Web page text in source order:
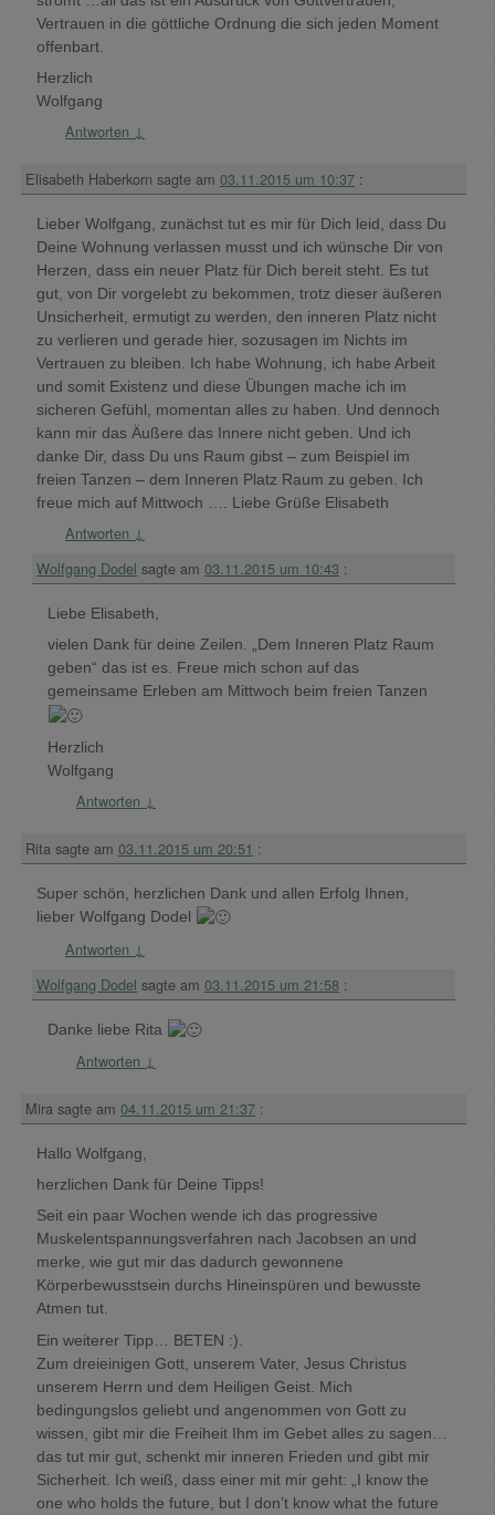
Vertrauen in die göttliche Ordnung die sich jeden Moment
offenbart.
Herzlich
Wolfgang
Antworten ↓
Elisabeth Haberkorn sagte am 03.11.2015 um 10:37 :
Lieber Wolfgang, zunächst tut es mir für Dich leid, dass Du
Deine Wohnung verlassen musst und ich wünsche Dir von
Herzen, dass ein neuer Platz für Dich bereit steht. Es tut
gut, von Dir vorgelebt zu bekommen, trotz dieser äußeren
Unsicherheit, ermutigt zu werden, den inneren Platz nicht
zu verlieren und gerade hier, sozusagen im Nichts im
Vertrauen zu bleiben. Ich habe Wohnung, ich habe Arbeit
und somit Existenz und diese Übungen mache ich im
sicheren Gefühl, momentan alles zu haben. Und dennoch
kann mir das Äußere das Innere nicht geben. Und ich
danke Dir, dass Du uns Raum gibst – zum Beispiel im
freien Tanzen – dem Inneren Platz Raum zu geben. Ich
freue mich auf Mittwoch …. Liebe Grüße Elisabeth
Antworten ↓
Wolfgang Dodel sagte am 03.11.2015 um 10:43 :
Liebe Elisabeth,
vielen Dank für deine Zeilen. „Dem Inneren Platz Raum
geben“ das ist es. Freue mich schon auf das
gemeinsame Erleben am Mittwoch beim freien Tanzen
Herzlich
Wolfgang
Antworten ↓
Rita sagte am 03.11.2015 um 20:51 :
Super schön, herzlichen Dank und allen Erfolg Ihnen,
lieber Wolfgang Dodel
Antworten ↓
Wolfgang Dodel sagte am 03.11.2015 um 21:58 :
Danke liebe Rita
Antworten ↓
Mira sagte am 04.11.2015 um 21:37 :
Hallo Wolfgang,
herzlichen Dank für Deine Tipps!
Seit ein paar Wochen wende ich das progressive
Muskelentspannungsverfahren nach Jacobsen an und
merke, wie gut mir das dadurch gewonnene
Körperbewusstsein durchs Hineinspüren und bewusste
Atmen tut.
Ein weiterer Tipp… BETEN :).
Zum dreieinigen Gott, unserem Vater, Jesus Christus
unserem Herrn und dem Heiligen Geist. Mich
bedingungslos geliebt und angenommen von Gott zu
wissen, gibt mir die Freiheit Ihm im Gebet alles zu sagen…
das tut mir gut, schenkt mir inneren Frieden und gibt mir
Sicherheit. Ich weiß, dass einer mit mir geht: „I know the
one who holds the future, but I don’t know what the future